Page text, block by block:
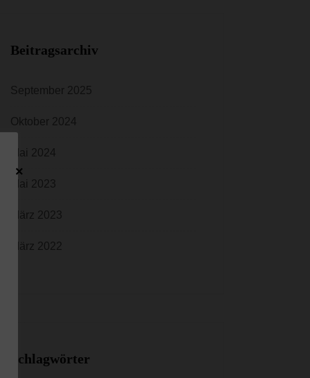
Beitragsarchiv
September 2025
Oktober 2024
Mai 2024
Mai 2023
März 2023
März 2022
Schlagwörter
×